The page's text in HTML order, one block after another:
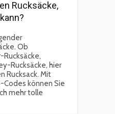
Rucksäcke,
Ob
Rucksäcke,
Rucksäcke, hier
Rucksack. Mit
Codes können Sie
mehr tolle